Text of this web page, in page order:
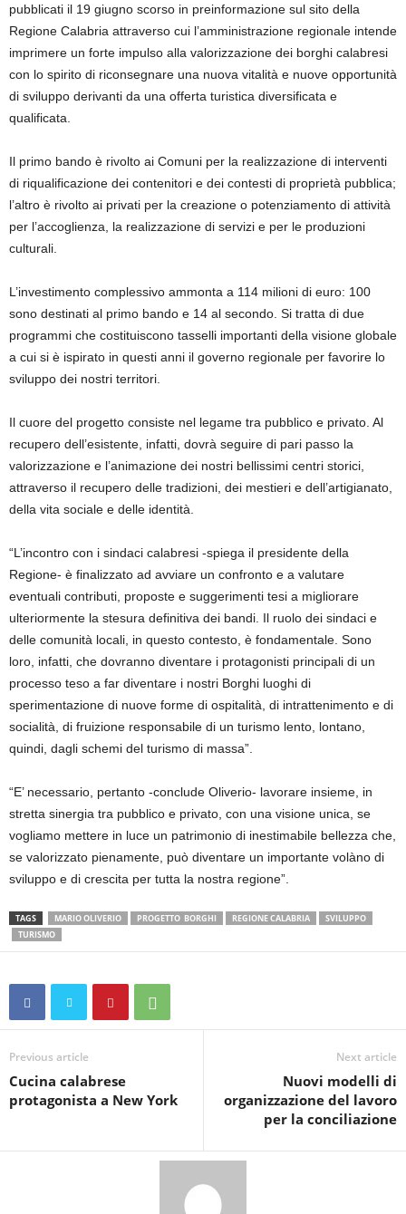
pubblicati il 19 giugno scorso in preinformazione sul sito della
Regione Calabria attraverso cui l’amministrazione regionale intende
imprimere un forte impulso alla valorizzazione dei borghi calabresi
con lo spirito di riconsegnare una nuova vitalità e nuove opportunità
di sviluppo derivanti da una offerta turistica diversificata e
qualificata.
Il primo bando è rivolto ai Comuni per la realizzazione di interventi
di riqualificazione dei contenitori e dei contesti di proprietà pubblica;
l’altro è rivolto ai privati per la creazione o potenziamento di attività
per l’accoglienza, la realizzazione di servizi e per le produzioni
culturali.
L’investimento complessivo ammonta a 114 milioni di euro: 100
sono destinati al primo bando e 14 al secondo. Si tratta di due
programmi che costituiscono tasselli importanti della visione globale
a cui si è ispirato in questi anni il governo regionale per favorire lo
sviluppo dei nostri territori.
Il cuore del progetto consiste nel legame tra pubblico e privato. Al
recupero dell’esistente, infatti, dovrà seguire di pari passo la
valorizzazione e l’animazione dei nostri bellissimi centri storici,
attraverso il recupero delle tradizioni, dei mestieri e dell’artigianato,
della vita sociale e delle identità.
“L’incontro con i sindaci calabresi -spiega il presidente della
Regione- è finalizzato ad avviare un confronto e a valutare
eventuali contributi, proposte e suggerimenti tesi a migliorare
ulteriormente la stesura definitiva dei bandi. Il ruolo dei sindaci e
delle comunità locali, in questo contesto, è fondamentale. Sono
loro, infatti, che dovranno diventare i protagonisti principali di un
processo teso a far diventare i nostri Borghi luoghi di
sperimentazione di nuove forme di ospitalità, di intrattenimento e di
socialità, di fruizione responsabile di un turismo lento, lontano,
quindi, dagli schemi del turismo di massa”.
“E’ necessario, pertanto -conclude Oliverio- lavorare insieme, in
stretta sinergia tra pubblico e privato, con una visione unica, se
vogliamo mettere in luce un patrimonio di inestimabile bellezza che,
se valorizzato pienamente, può diventare un importante volàno di
sviluppo e di crescita per tutta la nostra regione”.
TAGS MARIO OLIVERIO PROGETTO BORGHI REGIONE CALABRIA
SVILUPPO
TURISMO
Previous article
Cucina calabrese
protagonista a New York
Next article
Nuovi modelli di
organizzazione del lavoro
per la conciliazione